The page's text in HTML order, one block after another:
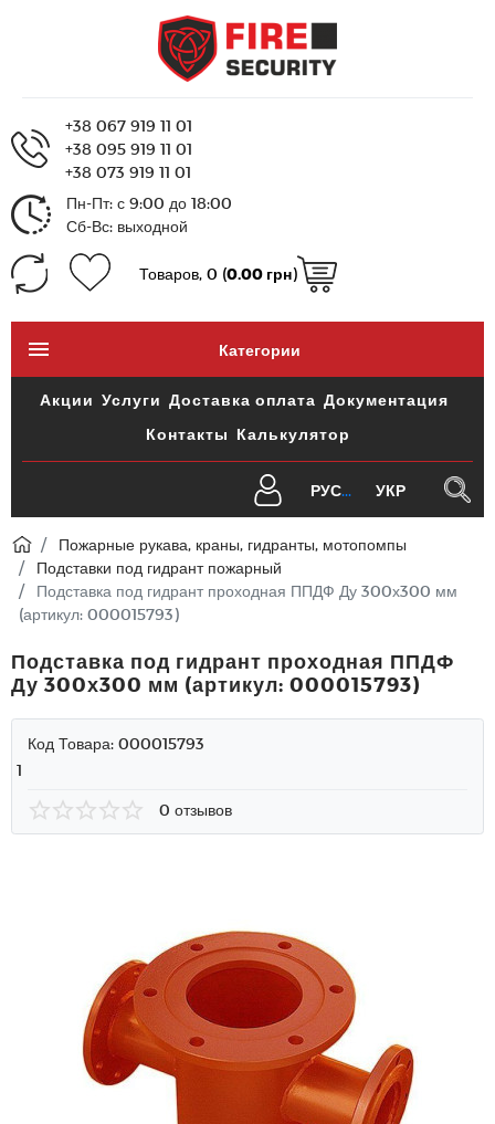
+38 067 919 11 01
+38 095 919 11 01
+38 073 919 11 01
Пн-Пт: с 9:00 до 18:00
Сб-Вс: выходной
Товаров, 0 (0.00 грн)
Категории
Акции Услуги Доставка оплата Документация
Контакты Калькулятор
РУС УКР
Пожарные рукава, краны, гидранты, мотопомпы
Подставки под гидрант пожарный
Подставка под гидрант проходная ППДФ Ду 300х300 мм
(артикул: 000015793)
Подставка под гидрант проходная ППДФ
Ду 300х300 мм (артикул: 000015793)
Код Товара: 000015793
1
0 отзывов